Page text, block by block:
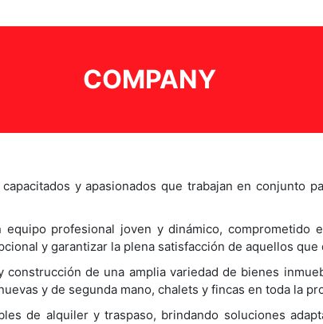
COMPANY
y apasionados que trabajan en conjunto
profesional joven y dinámico, comprometido
y garantizar la plena satisfacción de aquellos que
de una amplia variedad de bienes
y de segunda mano, chalets y fincas en toda la
de alquiler y traspaso, brindando soluciones